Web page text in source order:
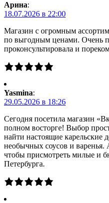
Арина:
18.07.2026 в 22:00
Магазин с огромным
по выгодным ценами. Очень
проконсультировала и
Yasmina:
29.05.2026 в 18:26
Сегодня посетила магазин
полном восторге! Выбор
найти настоящие карельские
необычных соусов и варенья.
чтобы присмотреть милые и
Петербурга.